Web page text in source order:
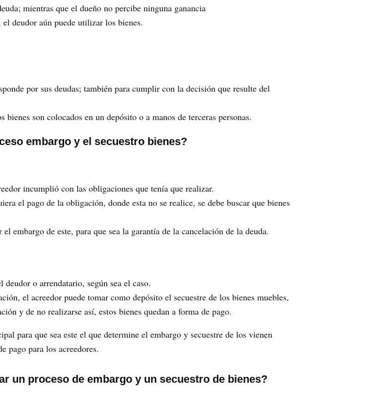
mientras que el dueño no percibe ninguna ganancia
deudor aún puede utilizar los bienes.
por sus deudas; también para cumplir con la decisión que resulte del
son colocados en un depósito o a manos de terceras personas.
embargo y el secuestro bienes?
incumplió con las obligaciones que tenía que realizar.
el pago de la obligación, donde esta no se realice, se debe buscar que bienes
embargo de este, para que sea la garantía de la cancelación de la deuda.
o arrendatario, según sea el caso.
el acreedor puede tomar como depósito el secuestre de los bienes muebles,
y de no realizarse así, estos bienes quedan a forma de pago.
para que sea este el que determine el embargo y secuestre de los vienen
pago para los acreedores.
un proceso de embargo y un secuestro de bienes?